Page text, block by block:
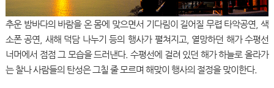
추운 밤바다의 바람을 온 몸에 맞으면서 기다림이 길어질 무렵 타악공연, 색
소폰 공연, 새해 덕담 나누기 등의 행사가 펼쳐지고, 열망하던 해가 수평선
너머에서 점점 그 모습을 드러낸다. 수평선에 걸려 있던 해가 하늘로 올라가
는 찰나 사람들의 탄성은 그칠 줄 모르며 해맞이 행사의 절정을 맞이한다.